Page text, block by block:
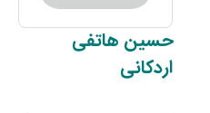
حسین هاتفی
اردکانی